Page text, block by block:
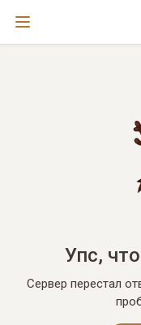
Упс,
Сервер перестал